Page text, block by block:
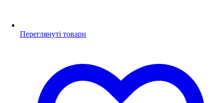
Переглянуті товари